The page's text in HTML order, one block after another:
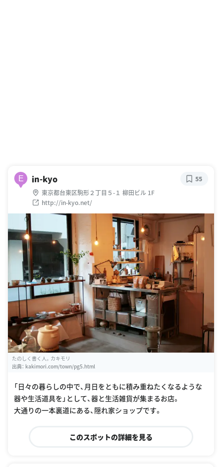
E in-kyo
東京都台東区駒形２丁目５-１ 柳田ビル 1F
http://in-kyo.net/
55
たのしく書く人。カキモリ
出典： kakimori.com/town/pg5.html
「日々の暮らしの中で、月日をともに積み重ねたくなるような
器や生活道具を」として、器と生活雑貨が集まるお店。
大通りの一本裏道にある、隠れ家ショップです。
このスポットの詳細を見る